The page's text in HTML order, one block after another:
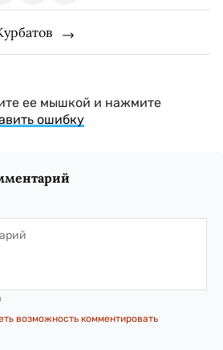
ее мышкой и нажмите
ошибку
возможность комментировать